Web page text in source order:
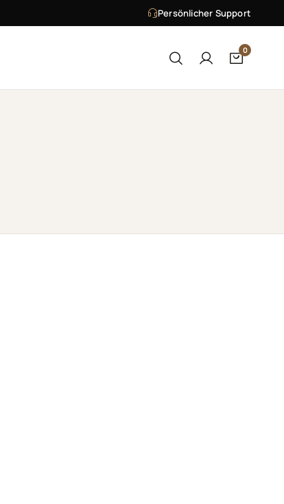
Persönlicher Support
Suche öffnen
Mein Konto
0